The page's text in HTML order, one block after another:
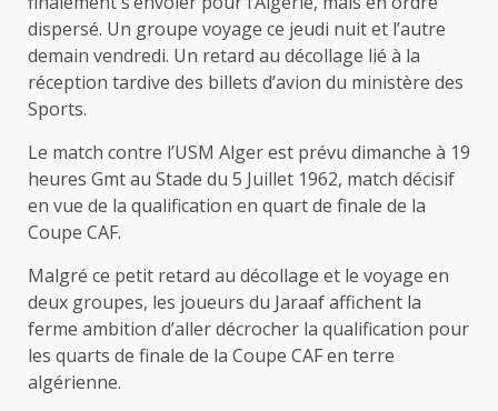
dispersé. Un groupe voyage ce jeudi nuit et l’autre
demain vendredi. Un retard au décollage lié à la
réception tardive des billets d’avion du ministère des
Sports.
Le match contre l’USM Alger est prévu dimanche à 19
heures Gmt au Stade du 5 Juillet 1962, match décisif
en vue de la qualification en quart de finale de la
Coupe CAF.
Malgré ce petit retard au décollage et le voyage en
deux groupes, les joueurs du Jaraaf affichent la
ferme ambition d’aller décrocher la qualification pour
les quarts de finale de la Coupe CAF en terre
algérienne.